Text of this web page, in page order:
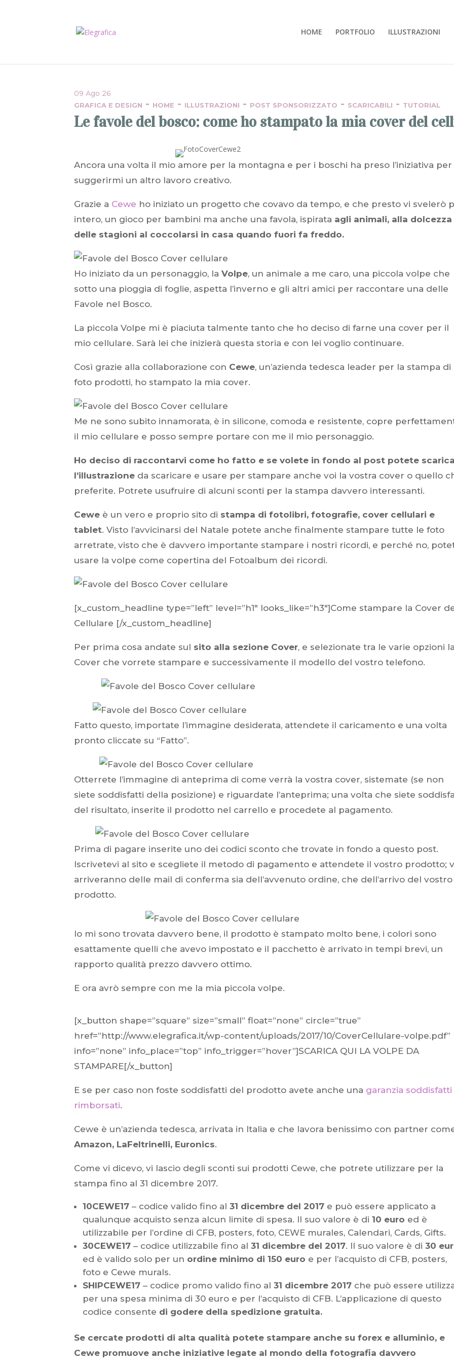
HOME PORTFOLIO ILLUSTRAZIONI
GRAFICA E DESIGN - HOME - ILLUSTRAZIONI - POST SPONSORIZZATO - SCARICABILI - TUTORIAL
09 Ago 26
Le favole del bosco: come ho stampato la mia cover del
Ancora una volta il mio amore per la montagna e per i boschi ha preso l’iniziativa per
suggerirmi un altro lavoro creativo.
Grazie a Cewe ho iniziato un progetto che covavo da tempo, e che presto vi svelerò
intero, un gioco per bambini ma anche una favola, ispirata agli animali, alla dolcezza
delle stagioni al coccolarsi in casa quando fuori fa freddo.
Ho iniziato da un personaggio, la Volpe, un animale a me caro, una piccola volpe che
sotto una pioggia di foglie, aspetta l’inverno e gli altri amici per raccontare una delle
Favole nel Bosco.
La piccola Volpe mi è piaciuta talmente tanto che ho deciso di farne una cover per il
mio cellulare. Sarà lei che inizierà questa storia e con lei voglio continuare.
Così grazie alla collaborazione con Cewe, un’azienda tedesca leader per la stampa di
foto prodotti, ho stampato la mia cover.
Me ne sono subito innamorata, è in silicone, comoda e resistente, copre
il mio cellulare e posso sempre portare con me il mio personaggio.
Ho deciso di raccontarvi come ho fatto e se volete in fondo al post potete
l’illustrazione da scaricare e usare per stampare anche voi la vostra cover o quello
preferite. Potrete usufruire di alcuni sconti per la stampa davvero interessanti.
Cewe è un vero e proprio sito di stampa di fotolibri, fotografie, cover cellulari e
tablet. Visto l’avvicinarsi del Natale potete anche finalmente stampare tutte le foto
arretrate, visto che è davvero importante stampare i nostri ricordi, e perché no,
usare la volpe come copertina del Fotoalbum dei ricordi.
[x_custom_headline type=”left” level=”h1″ looks_like=”h3″]Come stampare la Cover
Cellulare [/x_custom_headline]
Per prima cosa andate sul sito alla sezione Cover, e selezionate tra le varie opzioni
Cover che vorrete stampare e successivamente il modello del vostro telefono.
Fatto questo, importate l’immagine desiderata, attendete il caricamento e una volta
pronto cliccate su “Fatto”.
Otterrete l’immagine di anteprima di come verrà la vostra cover, sistemate (se non
siete soddisfatti della posizione) e riguardate l’anteprima; una volta che siete
del risultato, inserite il prodotto nel carrello e procedete al pagamento.
Prima di pagare inserite uno dei codici sconto che trovate in fondo a questo post.
Iscrivetevi al sito e scegliete il metodo di pagamento e attendete il vostro prodotto;
arriveranno delle mail di conferma sia dell’avvenuto ordine, che dell’arrivo del vostro
prodotto.
Io mi sono trovata davvero bene, il prodotto è stampato molto bene, i colori sono
esattamente quelli che avevo impostato e il pacchetto è arrivato in tempi brevi, un
rapporto qualità prezzo davvero ottimo.
E ora avrò sempre con me la mia piccola volpe.
[x_button shape=”square” size=”small” float=”none” circle=”true”
href=”http://www.elegrafica.it/wp-content/uploads/2017/10/CoverCellulare-volpe.pdf”
info=”none” info_place=”top” info_trigger=”hover”]SCARICA QUI LA VOLPE DA
STAMPARE[/x_button]
E se per caso non foste soddisfatti del prodotto avete anche una garanzia soddisfatti
rimborsati.
Cewe è un’azienda tedesca, arrivata in Italia e che lavora benissimo con partner
Amazon, LaFeltrinelli, Euronics.
Come vi dicevo, vi lascio degli sconti sui prodotti Cewe, che potrete utilizzare per la
stampa fino al 31 dicembre 2017.
10CEWE17 – codice valido fino al 31 dicembre del 2017 e può essere applicato a
qualunque acquisto senza alcun limite di spesa. Il suo valore è di 10 euro ed è
utilizzabile per l’ordine di CFB, posters, foto, CEWE murales, Calendari, Cards, Gifts.
30CEWE17 – codice utilizzabile fino al 31 dicembre del 2017. Il suo valore è di 30
ed è valido solo per un ordine minimo di 150 euro e per l’acquisto di CFB, posters,
foto e Cewe murals.
SHIPCEWE17 – codice promo valido fino al 31 dicembre 2017 che può essere
per una spesa minima di 30 euro e per l’acquisto di CFB. L’applicazione di questo
codice consente di godere della spedizione gratuita.
Se cercate prodotti di alta qualità potete stampare anche su forex e alluminio, e
Cewe promuove anche iniziative legate al mondo della fotografia davvero